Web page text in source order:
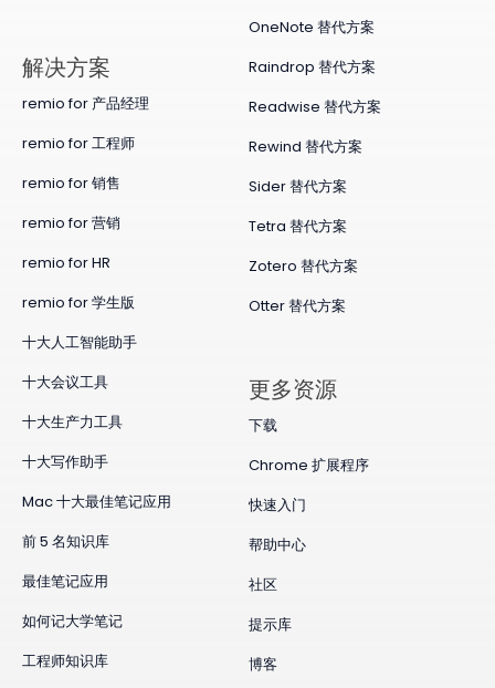
OneNote 替代方案
Raindrop 替代方案
Readwise 替代方案
Rewind 替代方案
Sider 替代方案
Tetra 替代方案
Zotero 替代方案
Otter 替代方案
​解决方案
remio for 产品经理
remio for 工程师
remio for 销售
remio for 营销
remio for HR
remio for 学生版
十大人工智能助手
十大会议工具
十大生产力工具
十大写作助手
Mac 十大最佳笔记应用
前 5 名知识库
最佳笔记应用
如何记大学笔记
工程师知识库
更多资源
下载
Chrome 扩展程序
快速入门
帮助中心
社区
提示库
博客